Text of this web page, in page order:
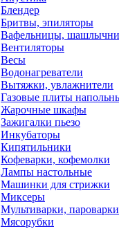
Блендер
Бритвы, эпиляторы
Вафельницы,
Вентиляторы
Весы
Водонагреватели
Вытяжки, увлажнители
Газовые плиты
Жарочные шкафы
Зажигалки пьезо
Инкубаторы
Кипятильники
Кофеварки, кофемолки
Лампы настольные
Машинки для стрижки
Миксеры
Мультиварки, пароварки
Мясорубки